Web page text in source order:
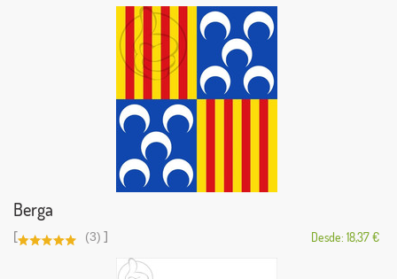
Berga
[ (3) ] Desde: 18,37 €